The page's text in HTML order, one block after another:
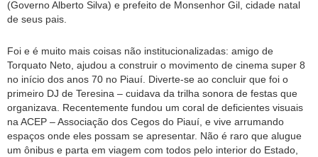
(Governo Alberto Silva) e prefeito de Monsenhor Gil, cidade natal
de seus pais.
Foi e é muito mais coisas não institucionalizadas: amigo de
Torquato Neto, ajudou a construir o movimento de cinema super 8
no início dos anos 70 no Piauí. Diverte-se ao concluir que foi o
primeiro DJ de Teresina – cuidava da trilha sonora de festas que
organizava. Recentemente fundou um coral de deficientes visuais
na ACEP – Associação dos Cegos do Piauí, e vive arrumando
espaços onde eles possam se apresentar. Não é raro que alugue
um ônibus e parta em viagem com todos pelo interior do Estado,